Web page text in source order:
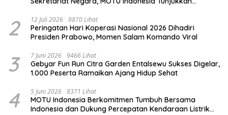
2 12 Juli 2026 9870 Lihat
Peringatan Hari Koperasi Nasional 2026 Dihadiri
Presiden Prabowo, Momen Salam Komando Viral
3 7 Juni 2026 9466 Lihat
Gebyar Fun Run Citra Garden Entalsewu Sukses Digelar,
1.000 Peserta Ramaikan Ajang Hidup Sehat
4 5 Juni 2026 8371 Lihat
MOTU Indonesia Berkomitmen Tumbuh Bersama
Indonesia dan Dukung Percepatan Kendaraan Listrik